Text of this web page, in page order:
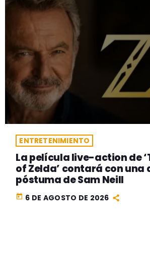
ENTRETENIMIENTO
La película live-action de
of Zelda’ contará con una
póstuma de Sam Neill
today 6 DE AGOSTO DE 2026